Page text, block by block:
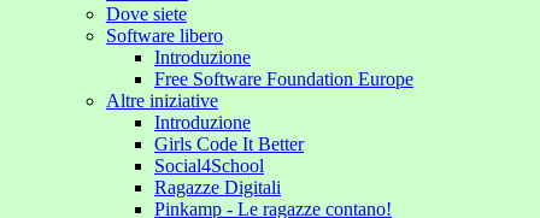
Dove siete
Software libero
Introduzione
Free Software Foundation Europe
Altre iniziative
Introduzione
Girls Code It Better
Social4School
Ragazze Digitali
Pinkamp - Le ragazze contano!